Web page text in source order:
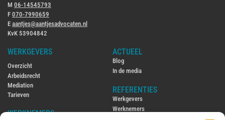
M 06-14545793
F 070-7990659
E aantjes@aantjesadvocaten.nl
KvK 53904842
WERKGEVERS
Overzicht
Arbeidsrecht
Mediation
Tarieven
WERKNEMERS
ACTUEEL
Blog
In de media
REFERENTIES
Werkgevers
Werknemers